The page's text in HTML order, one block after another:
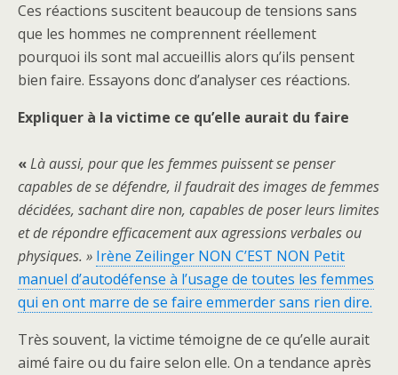
Ces réactions suscitent beaucoup de tensions sans
que les hommes ne comprennent réellement
pourquoi ils sont mal accueillis alors qu’ils pensent
bien faire. Essayons donc d’analyser ces réactions.
Expliquer à la victime ce qu’elle aurait du faire
«Là aussi, pour que les femmes puissent se penser
capables de se défendre, il faudrait des images de femmes
décidées, sachant dire non, capables de poser leurs limites
et de répondre efficacement aux agressions verbales ou
physiques. » Irène Zeilinger NON C’EST NON Petit
manuel d’autodéfense à l’usage de toutes les femmes
qui en ont marre de se faire emmerder sans rien dire.
Très souvent, la victime témoigne de ce qu’elle aurait
aimé faire ou du faire selon elle. On a tendance après